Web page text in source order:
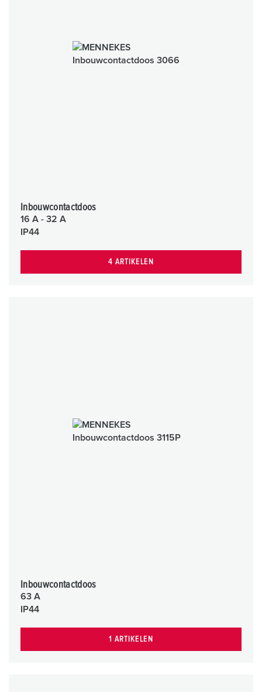
Inbouwcontactdoos
16 A - 32 A
IP44
4 ARTIKELEN
Inbouwcontactdoos
63 A
IP44
1 ARTIKELEN